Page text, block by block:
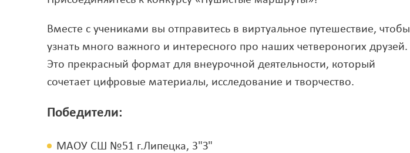
Вместе с учениками вы отправитесь в виртуальное путешествие, чтобы
узнать много важного и интересного про наших четвероногих друзей.
Это прекрасный формат для внеурочной деятельности, который
сочетает цифровые материалы, исследование и творчество.
Победители:
МАОУ СШ №51 г.Липецка, 3"З"